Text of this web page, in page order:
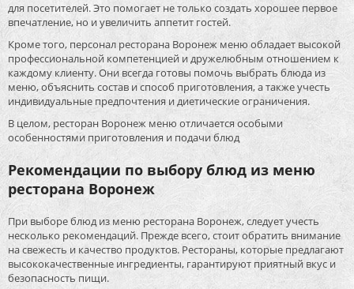
для посетителей. Это помогает не только создать хорошее первое
впечатление, но и увеличить аппетит гостей.
Кроме того, персонал ресторана Воронеж меню обладает высокой
профессиональной компетенцией и дружелюбным отношением к
каждому клиенту. Они всегда готовы помочь выбрать блюда из
меню, объяснить состав и способ приготовления, а также учесть
индивидуальные предпочтения и диетические ограничения.
В целом, ресторан Воронеж меню отличается особыми
особенностями приготовления и подачи блюд
Рекомендации по выбору блюд из меню
ресторана Воронеж
При выборе блюд из меню ресторана Воронеж, следует учесть
несколько рекомендаций. Прежде всего, стоит обратить внимание
на свежесть и качество продуктов. Рестораны, которые предлагают
высококачественные ингредиенты, гарантируют приятный вкус и
безопасность пищи.